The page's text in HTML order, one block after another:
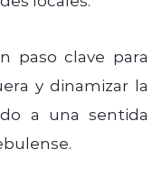
paso clave para
y dinamizar la
a una sentida